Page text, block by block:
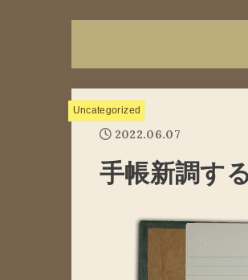
Uncategorized
2022.06.07
手帳新調す